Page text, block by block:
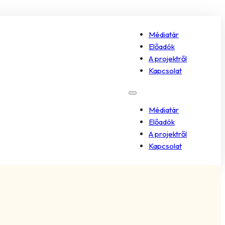
Médiatár
Előadók
A projektről
Kapcsolat
Médiatár
Előadók
A projektről
Kapcsolat